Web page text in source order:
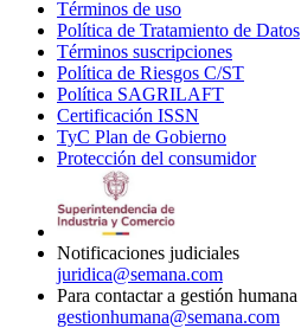
Términos de uso
in
new
window
Política de Tratamiento de Datos
Términos suscripciones
in
Política de Riesgos C/ST
Política SAGRILAFT
new
window
Certificación ISSN
in
new
TyC Plan de Gobierno
in
Protección del consumidorOpens
Notificaciones judiciales
juridica@semana.com
Para contactar a gestión humana
gestionhumana@semana.com